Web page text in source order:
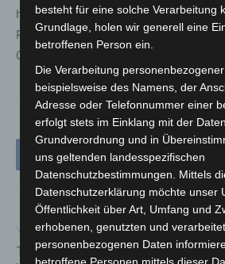
https://www.bsi.bund.de/
Publikationen/Warnungen-nach-
005-
Vorheriger Artikel
Teams der Robotics City
besteht für eine solche Verarbeitung
Grundlage, holen wir generell eine
betroffenen Person ein.
Die Verarbeitung
beispielsweise des Namens, der
Adresse oder Telefonnummer einer
erfolgt stets im Einklang mit der
Grundverordnung und in
uns geltenden landesspezifischen
Datenschutzbestimmungen. Mittels
Datenschutzerklärung möchte unser
Öffentlichkeit über Art, Umfang und
erhobenen, genutzten und
personenbezogenen Daten